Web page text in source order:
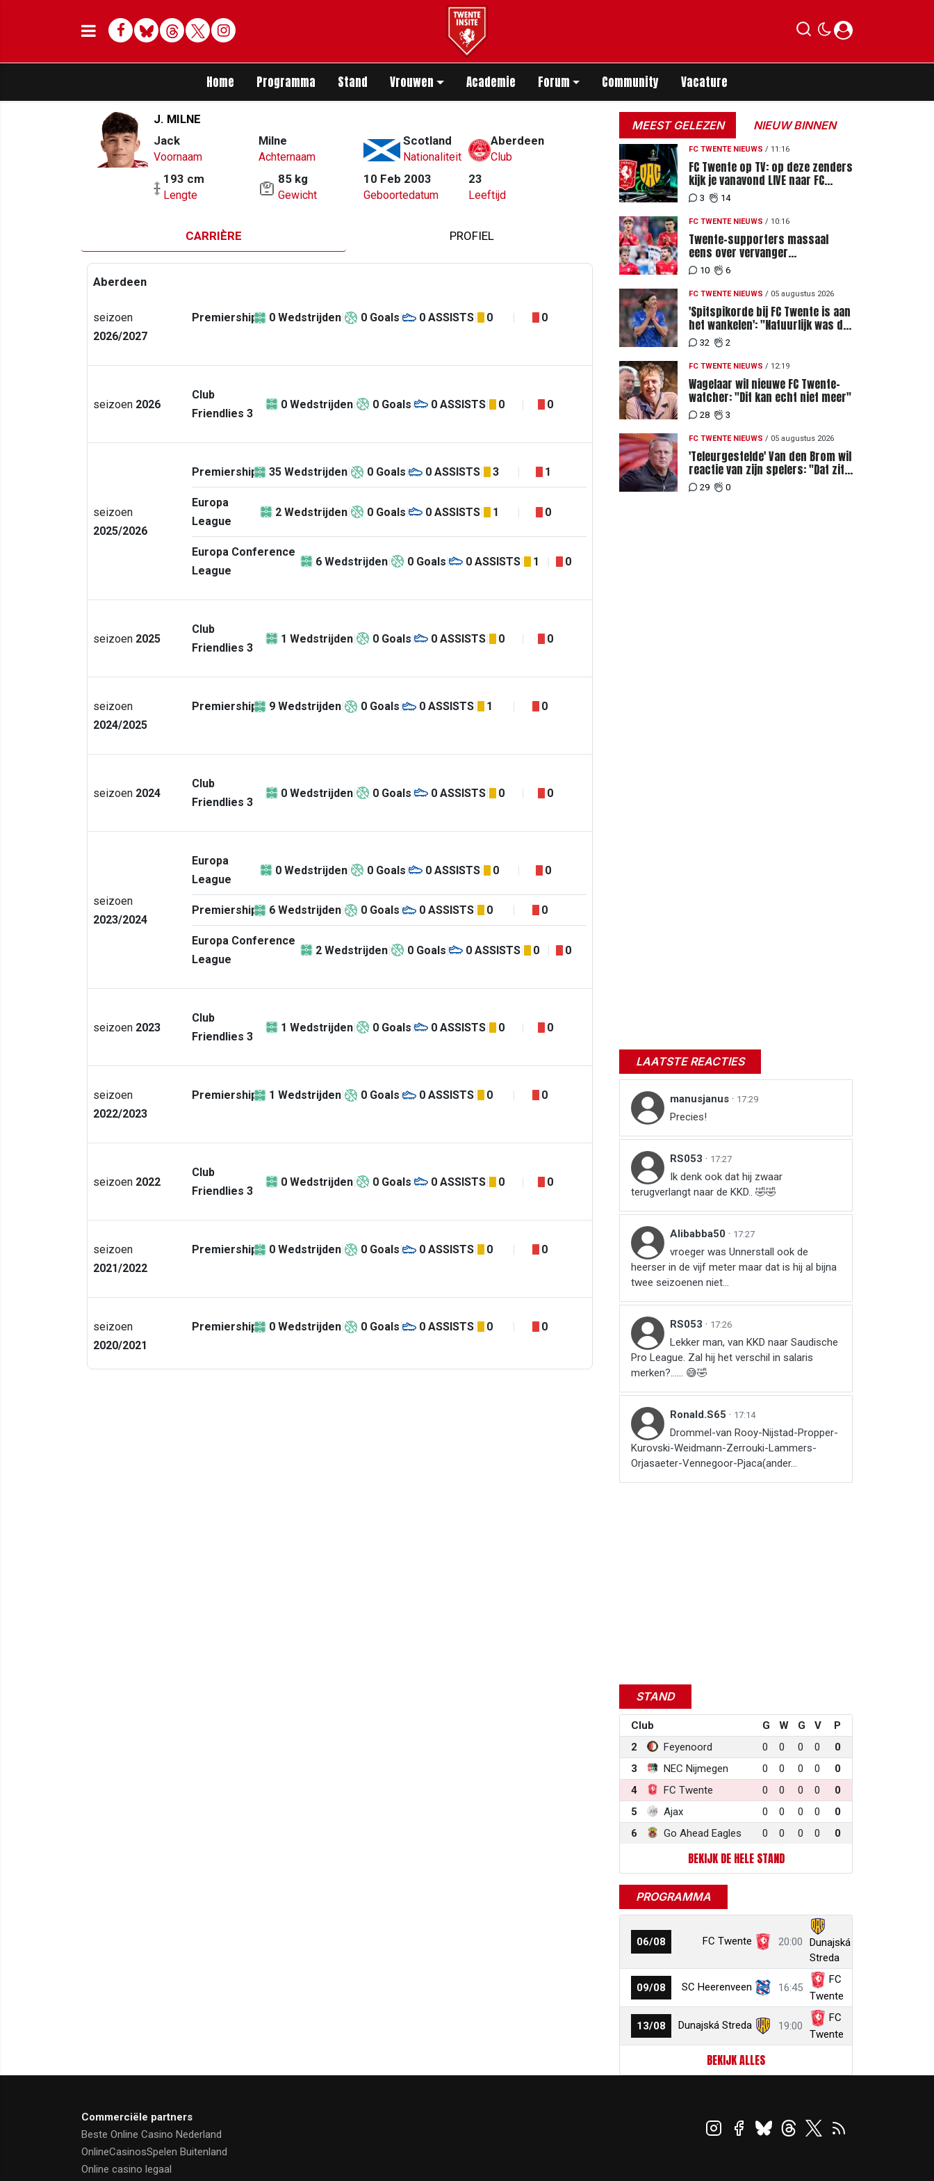
Facebook
BlueskyThreadsTwitterDelen op Whatsapp
Home Programma Stand Vrouwen Academie Forum Community Vacature
J. MILNE
Jack
Voornaam
Milne
Achternaam
Scotland
Nationaliteit
Aberdeen
Club
193 cm
Lengte
85 kg
Gewicht
10 Feb 2003
Geboortedatum
23
Leeftijd
CARRIÈRE PROFIEL
Aberdeen
seizoen
2026/2027
Premiership 0 Wedstrijden 0 Goals 0 ASSISTS 0 0
seizoen 2026
Club
Friendlies 3
0 Wedstrijden 0 Goals 0 ASSISTS 0 0
seizoen
2025/2026
Premiership 35 Wedstrijden 0 Goals 0 ASSISTS 3 1
Europa
League
2 Wedstrijden 0 Goals 0 ASSISTS 1 0
Europa Conference
League
6 Wedstrijden 0 Goals 0 ASSISTS 1 0
seizoen 2025
Club
Friendlies 3
1 Wedstrijden 0 Goals 0 ASSISTS 0 0
seizoen
2024/2025
Premiership 9 Wedstrijden 0 Goals 0 ASSISTS 1 0
seizoen 2024
Club
Friendlies 3
0 Wedstrijden 0 Goals 0 ASSISTS 0 0
seizoen
2023/2024
Europa
League
0 Wedstrijden 0 Goals 0 ASSISTS 0 0
Premiership 6 Wedstrijden 0 Goals 0 ASSISTS 0 0
Europa Conference
League
2 Wedstrijden 0 Goals 0 ASSISTS 0 0
seizoen 2023
Club
Friendlies 3
1 Wedstrijden 0 Goals 0 ASSISTS 0 0
seizoen
2022/2023
Premiership 1 Wedstrijden 0 Goals 0 ASSISTS 0 0
seizoen 2022
Club
Friendlies 3
0 Wedstrijden 0 Goals 0 ASSISTS 0 0
seizoen
2021/2022
Premiership 0 Wedstrijden 0 Goals 0 ASSISTS 0 0
seizoen
2020/2021
Premiership 0 Wedstrijden 0 Goals 0 ASSISTS 0 0
MEEST GELEZEN NIEUW BINNEN
FC TWENTE NIEUWS / 11:16
FC Twente op TV: op deze zenders
kijk je vanavond LIVE naar FC
Twente - FC DAC 04
3 14
FC TWENTE NIEUWS / 10:16
Twente-supporters massaal
eens over vervanger
geblesseerde Lemkin tegen FC
DAC 04
10 6
FC TWENTE NIEUWS / 05 augustus 2026
'Spitspikorde bij FC Twente is aan
het wankelen': "Natuurlijk was dat
een signaal"
32 2
FC TWENTE NIEUWS / 12:19
Wagelaar wil nieuwe FC Twente-
watcher: "Dit kan echt niet meer"
28 3
FC TWENTE NIEUWS / 05 augustus 2026
'Teleurgestelde' Van den Brom wil
reactie van zijn spelers: "Dat zit
bij mij het meeste diep"
29 0
LAATSTE REACTIES
manusjanus · 17:29
Precies!
RS053 · 17:27
Ik denk ook dat hij zwaar
terugverlangt naar de KKD.. 🤣🤣
Alibabba50 · 17:27
vroeger was Unnerstall ook de
heerser in de vijf meter maar dat is hij al bijna
twee seizoenen niet...
RS053 · 17:26
Lekker man, van KKD naar Saudische
Pro League. Zal hij het verschil in salaris
merken?…… 😅🤣
Ronald.S65 · 17:14
Drommel-van Rooy-Nijstad-Propper-
Kurovski-Weidmann-Zerrouki-Lammers-
Orjasaeter-Vennegoor-Pjaca(ander...
STAND
Club G W G V
P
2
Feyenoord 0 0 0 0
0
3
NEC Nijmegen 0 0 0 0
0
4
FC Twente 0 0 0 0
0
5
Ajax 0 0 0 0
0
6
Go Ahead Eagles 0 0 0 0 0
BEKIJK DE HELE STAND
PROGRAMMA
06/08 FC Twente 20:00
Dunajská
Streda
09/08 SC Heerenveen 16:45
FC
Twente
13/08 Dunajská Streda 19:00
FC
Twente
BEKIJK ALLES
Commerciële partners
Beste Online Casino Nederland
OnlineCasinosSpelen Buitenland
Online casino legaal